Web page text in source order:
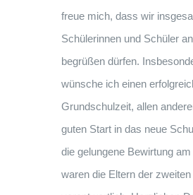
freue mich, dass wir
Schülerinnen und Schüler
begrüßen dürfen.
wünsche ich einen
Grundschulzeit, allen
guten Start in das neue
die gelungene Bewirtung
waren die Eltern der